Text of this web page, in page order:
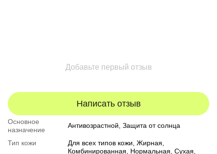
Добавьте первый отзыв
Написать отзыв
Основное
назначение
Антивозрастной, Защита от солнца
Тип кожи Для всех типов кожи, Жирная,
Комбинированная, Нормальная, Сухая,